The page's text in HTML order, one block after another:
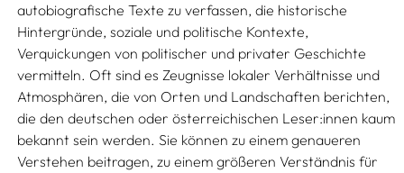
autobiografische Texte zu verfassen, die historische
Hintergründe, soziale und politische Kontexte,
Verquickungen von politischer und privater Geschichte
vermitteln. Oft sind es Zeugnisse lokaler Verhältnisse und
Atmosphären, die von Orten und Landschaften berichten,
die den deutschen oder österreichischen Leser:innen kaum
bekannt sein werden. Sie können zu einem genaueren
Verstehen beitragen, zu einem größeren Verständnis für